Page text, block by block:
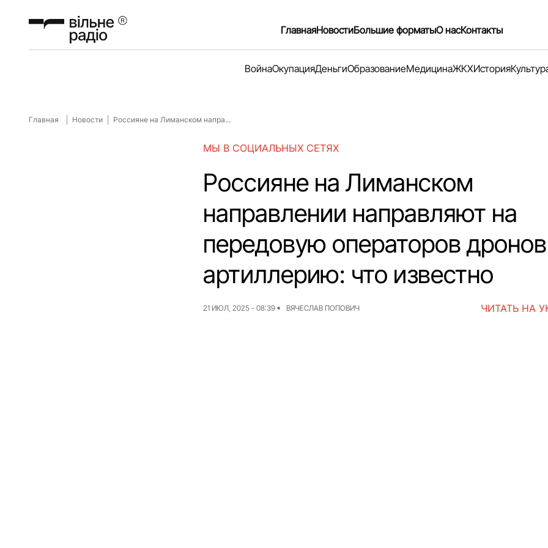
ГлавнаяНовостиБольшие форматыО насКонтакты
ВойнаОкупацияДеньгиОбразованиеМедицинаЖКХИстория
Главная Новости Россияне на Лиманском напра...
МЫ В СОЦИАЛЬНЫХ СЕТЯХ
Россияне на Лиманском
направлении направляют на
передовую операторов
артиллерию: что известно
21 ИЮЛ, 2025 - 08:39 ВЯЧЕСЛАВ ПОПОВИЧ ЧИТАТЬ НА